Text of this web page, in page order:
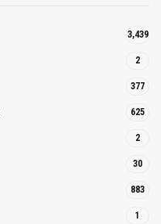
3,439
2
377
625
2
30
883
1